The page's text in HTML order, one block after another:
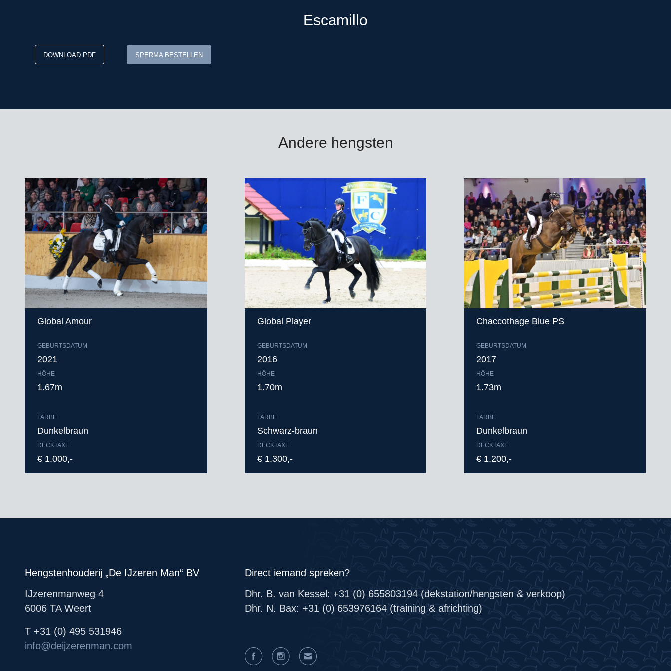
Dekgeld bedraagt € 2.500,- (vaste kosten € 1.250,- + € 1.250,- bij
beschikbaar
Escamillo
DOWNLOAD PDF SPERMA BESTELLEN
Andere hengsten
Global Amour
GEBURTSDATUM
2021
HÖHE
1.67m
FARBE
Dunkelbraun
DECKTAXE
€ 1.000,-
Global Player
GEBURTSDATUM
2016
HÖHE
1.70m
FARBE
Schwarz-braun
DECKTAXE
€ 1.300,-
Chaccothage Blue PS
GEBURTSDATUM
2017
HÖHE
1.73m
FARBE
Dunkelbraun
DECKTAXE
€ 1.200,-
Hengstenhouderij „De IJzeren Man“ BV
IJzerenmanweg 4
6006 TA Weert
T +31 (0) 495 531946
info@deijzerenman.com
Direct iemand spreken?
Dhr. B. van Kessel: +31 (0) 655803194 (dekstation/hengsten & verkoop)
Dhr. N. Bax: +31 (0) 653976164 (training & africhting)